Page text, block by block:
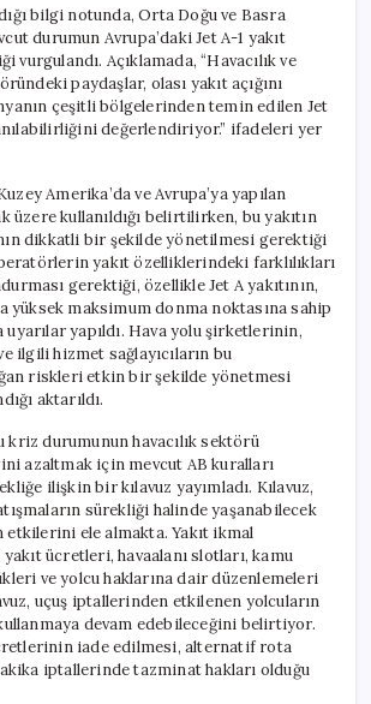
bilgi notunda, Orta Doğu ve Basra
durumun Avrupa’daki Jet A-1 yakıt
Açıklamada, “Havacılık ve
paydaşlar, olası yakıt açığını
çeşitli bölgelerinden temin edilen Jet
değerlendiriyor.” ifadeleri yer
Amerika’da ve Avrupa’ya yapılan
üzere kullanıldığı belirtilirken, bu yakıtın
dikkatli bir şekilde yönetilmesi gerektiği
yakıt özelliklerindeki farklılıkları
gerektiği, özellikle Jet A yakıtının,
yüksek maksimum donma noktasına sahip
uyarılar yapıldı. Hava yolu şirketlerinin,
ilgili hizmet sağlayıcıların bu
riskleri etkin bir şekilde yönetmesi
aktarıldı.
kriz durumunun havacılık sektörü
azaltmak için mevcut AB kuralları
ilişkin bir kılavuz yayımladı. Kılavuz,
sürekliği halinde yaşanabilecek
etkilerini ele almakta. Yakıt ikmal
ücretleri, havaalanı slotları, kamu
ve yolcu haklarına dair düzenlemeleri
uçuş iptallerinden etkilenen yolcuların
devam edebileceğini belirtiyor.
iade edilmesi, alternatif rota
iptallerinde tazminat hakları olduğu